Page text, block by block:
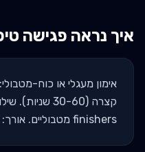
איך נראה פגישה
finishers מטבוליים. אורך: 45-60 דקות.